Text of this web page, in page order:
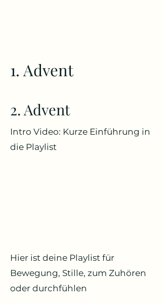
1. Advent
2. Advent
Intro Video: Kurze Einführung in
die Playlist
Hier ist deine Playlist für
Bewegung, Stille, zum Zuhören
oder durchfühlen